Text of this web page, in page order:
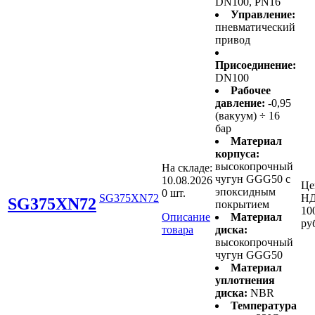
SG375XN72 SG375XN72
На складе:
10.08.2026
0 шт.
Описание
товара
Управление:
пневматический
привод
Присоединение:
DN100
Рабочее
давление: -0,95
(вакуум) ÷ 16
бар
Материал
корпуса:
высокопрочный
чугун GGG50 с
эпоксидным
покрытием
Материал
диска:
высокопрочный
чугун GGG50
Материал
уплотнения
диска: NBR
Температура